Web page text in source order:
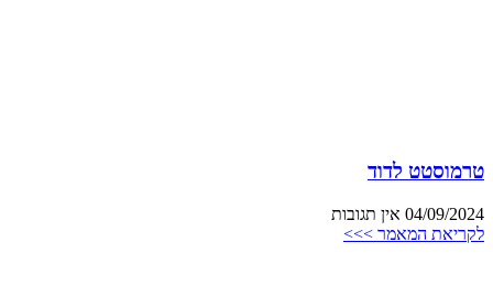
טרמוסטט לדוד
04/09/2024 אין תגובות
לקריאת המאמר >>>